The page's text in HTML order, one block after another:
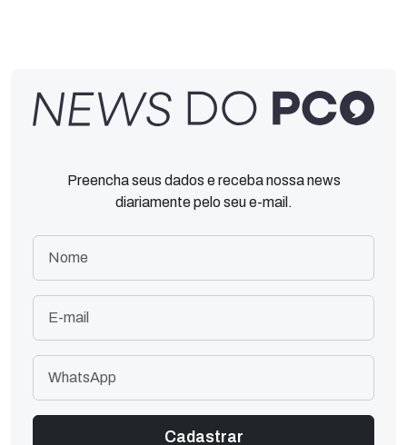
Preencha seus dados e receba nossa news
diariamente pelo seu e-mail.